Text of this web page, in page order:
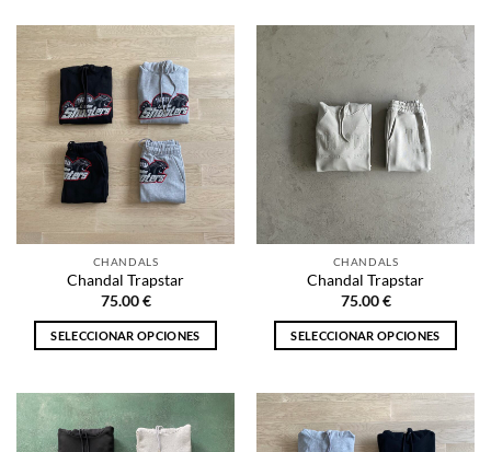
tiene
múltiples
variantes.
Las
opciones
se
pueden
elegir
la
página
de
tiene
múltiples
variantes.
Las
opciones
se
pueden
elegir
la
página
de
CHANDALS
Chandal Trapstar
75.00€
SELECCIONAR OPCIONES
tiene
múltiples
CHANDALS
Chandal Trapstar
75.00€
SELECCIONAR OPCIONES
tiene
múltiples